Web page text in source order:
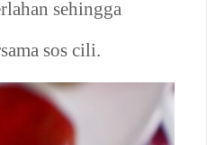
sehingga
sos cili.